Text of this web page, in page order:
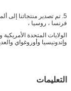
5. تم تصدير منتجاتنا إلى
فرنسا ، روسيا ،
الولايات المتحدة
وإندونيسيا وأوروغواي
التعليمات